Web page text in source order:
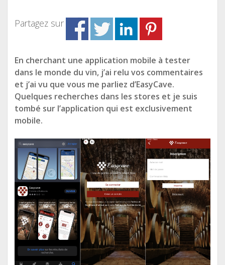
Partagez sur
En cherchant une application mobile à tester
dans le monde du vin, j’ai relu vos commentaires
et j’ai vu que vous me parliez d’EasyCave.
Quelques recherches dans les stores et je suis
tombé sur l’application qui est exclusivement
mobile.